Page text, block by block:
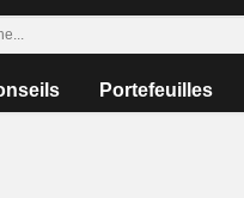
Portefeuilles